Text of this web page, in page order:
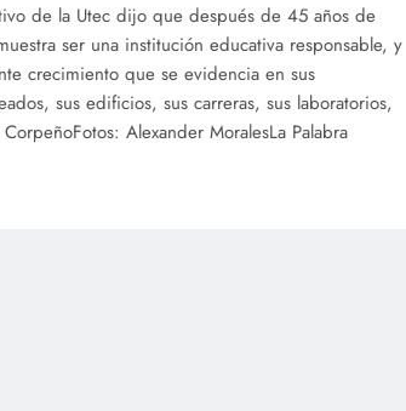
de la Utec dijo que después de 45 años de
ser una institución educativa responsable, y
crecimiento que se evidencia en sus
sus edificios, sus carreras, sus laboratorios,
Alexander MoralesLa Palabra